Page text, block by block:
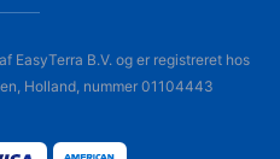
EasyTerra B.V. og er registreret hos
Holland, nummer 01104443